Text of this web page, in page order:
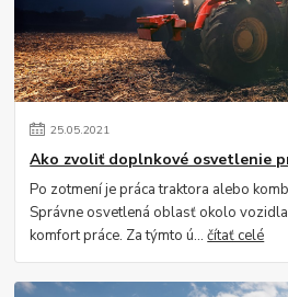
25.05.2021
Ako zvoliť doplnkové osvetlenie
Po zotmení je práca traktora alebo
Správne osvetlená oblasť okolo
komfort práce. Za týmto ú...čítať celé